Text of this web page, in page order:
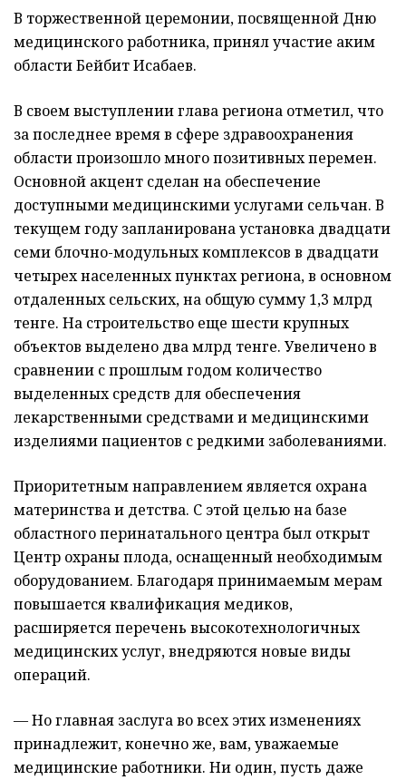
В торжественной церемонии, посвященной Дню
медицинского работника, принял участие аким
области Бейбит Исабаев.
В своем выступлении глава региона отметил, что
за последнее время в сфере здравоохранения
области произошло много позитивных перемен.
Основной акцент сделан на обеспечение
доступными медицинскими услугами сельчан. В
текущем году запланирована установка двадцати
семи блочно-модульных комплексов в двадцати
четырех населенных пунктах региона, в основном
отдаленных сельских, на общую сумму 1,3 млрд
тенге. На строительство еще шести крупных
объектов выделено два млрд тенге. Увеличено в
сравнении с прошлым годом количество
выделенных средств для обеспечения
лекарственными средствами и медицинскими
изделиями пациентов с редкими заболеваниями.
Приоритетным направлением является охрана
материнства и детства. С этой целью на базе
областного перинатального центра был открыт
Центр охраны плода, оснащенный необходимым
оборудованием. Благодаря принимаемым мерам
повышается квалификация медиков,
расширяется перечень высокотехнологичных
медицинских услуг, внедряются новые виды
операций.
— Но главная заслуга во всех этих изменениях
принадлежит, конечно же, вам, уважаемые
медицинские работники. Ни один, пусть даже